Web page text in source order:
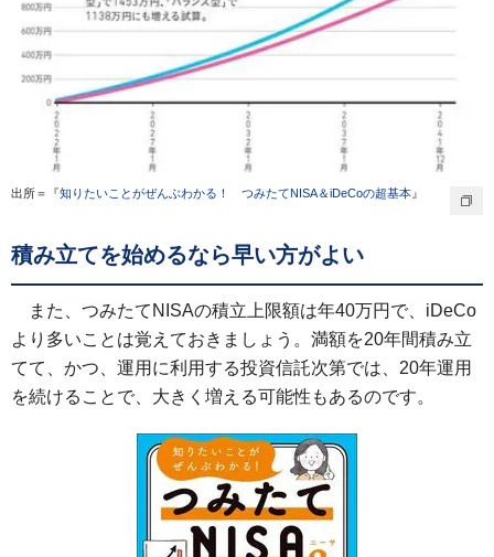
出所＝『知りたいことがぜんぶわかる！ つみたてNISA＆iDeCoの超基本 』
積み立てを始めるなら早い方がよい
また、つみたてNISAの積立上限額は年40万円で、iDeCo
より多いことは覚えておきましょう。満額を20年間積み立
てて、かつ、運用に利用する投資信託次第では、20年運用
を続けることで、大きく増える可能性もあるのです。